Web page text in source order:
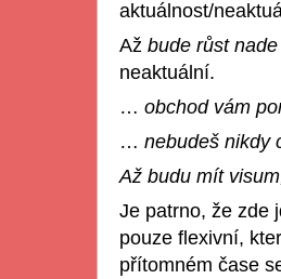
aktuálnost/
Až bude růst
neaktuální.
… obchod vám
… nebudeš nikdy
Až budu mít
Je patrno, že zde
pouze flexivní,
přítomném čase